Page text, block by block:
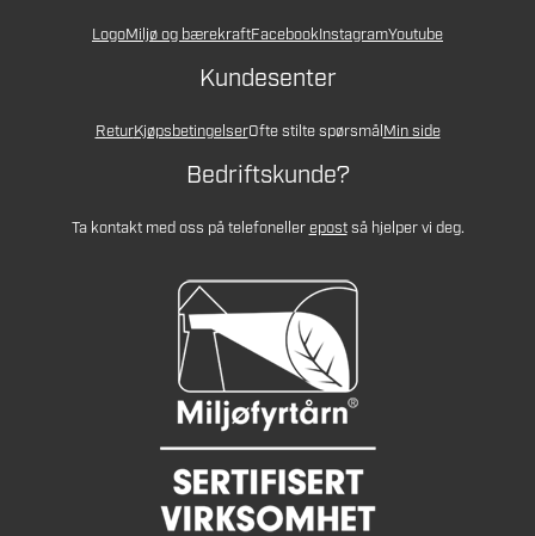
LogoMiljø og bærekraftFacebookInstagramYoutube
Kundesenter
ReturKjøpsbetingelserOfte stilte spørsmålMin side
Bedriftskunde?
Ta kontakt med oss på telefonellerepostså hjelper vi deg.